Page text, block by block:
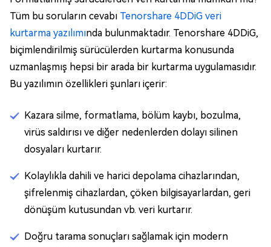
Tüm bu soruların cevabı Tenorshare 4DDiG veri
kurtarma yazılımında bulunmaktadır. Tenorshare 4DDiG,
biçimlendirilmiş sürücülerden kurtarma konusunda
uzmanlaşmış hepsi bir arada bir kurtarma uygulamasıdır.
Bu yazılımın özellikleri şunları içerir:
Kazara silme, formatlama, bölüm kaybı, bozulma,
virüs saldırısı ve diğer nedenlerden dolayı silinen
dosyaları kurtarır.
Kolaylıkla dahili ve harici depolama cihazlarından,
şifrelenmiş cihazlardan, çöken bilgisayarlardan, geri
dönüşüm kutusundan vb. veri kurtarır.
Doğru tarama sonuçları sağlamak için modern